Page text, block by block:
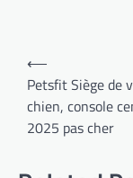
Navigation
de
l’article
⟵
Petsfit Siège de
chien, console
2025 pas cher